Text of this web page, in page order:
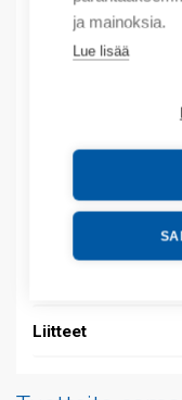
ja mainoksia.
Lue lisää
Tilauskoodi:
Tuotteen tullikoodi:
Liitteet